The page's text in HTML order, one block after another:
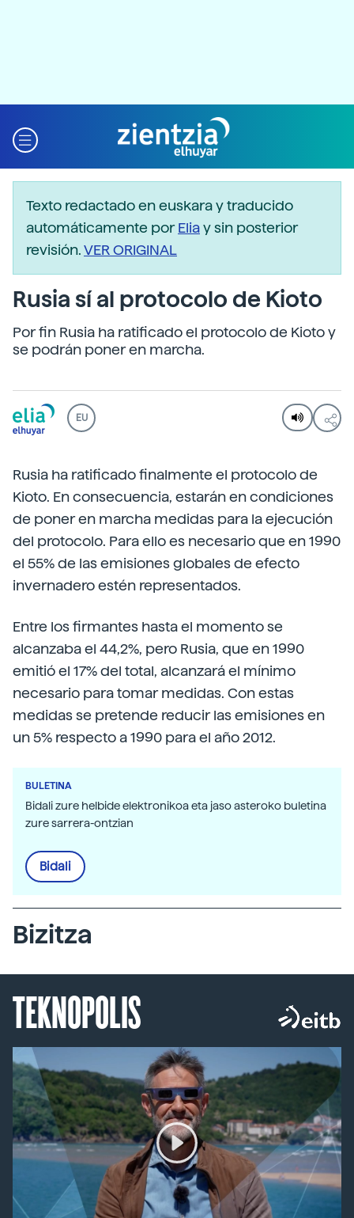
Texto redactado en euskara y traducido
automáticamente porEliay sin posterior
revisión.VER ORIGINAL
Rusia sí al protocolo de Kioto
Por fin Rusia ha ratificado el protocolo de Kioto y
se podrán poner en marcha.
EU
Rusia ha ratificado finalmente el protocolo de
Kioto. En consecuencia, estarán en condiciones
de poner en marcha medidas para la ejecución
del protocolo. Para ello es necesario que en 1990
el 55% de las emisiones globales de efecto
invernadero estén representados.
Entre los firmantes hasta el momento se
alcanzaba el 44,2%, pero Rusia, que en 1990
emitió el 17% del total, alcanzará el mínimo
necesario para tomar medidas. Con estas
medidas se pretende reducir las emisiones en
un 5% respecto a 1990 para el año 2012.
BULETINA
Bidali zure helbide elektronikoa eta jaso asteroko buletina
zure sarrera-ontzian
Bidali
Bizitza
TEKNOPOLIS